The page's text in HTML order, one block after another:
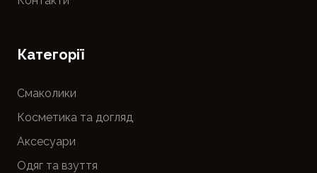
Категорії
Смаколики
Косметика та догляд
Аксесуари
Одяг та взуття